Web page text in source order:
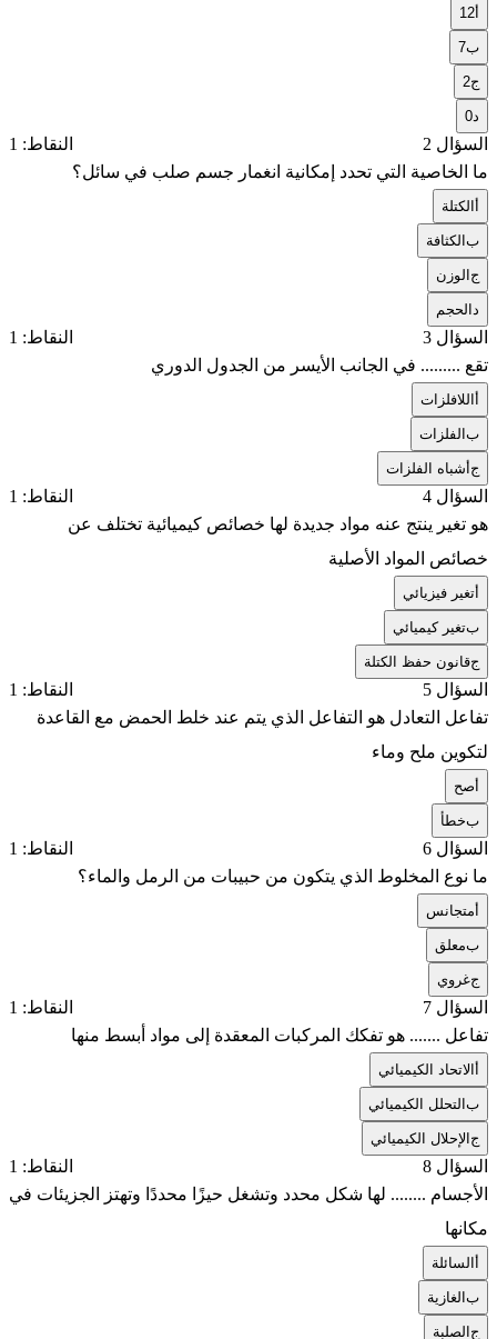
12
ب7
ج2
0
السؤال 2
النقاط: 1
ما الخاصية التي تحدد إمكانية انغمار جسم صلب في سائل؟
الكتلة
بالكثافة
جالوزن
الحجم
السؤال 3
النقاط: 1
تقع ......... في الجانب الأيسر من الجدول الدوري
اللافلزات
بالفلزات
جأشباه الفلزات
السؤال 4
النقاط: 1
هو تغير ينتج عنه مواد جديدة لها خصائص كيميائية تختلف عن
خصائص المواد الأصلية
تغير فيزيائي
بتغير كيميائي
جقانون حفظ الكتلة
السؤال 5
النقاط: 1
تفاعل التعادل هو التفاعل الذي يتم عند خلط الحمض مع القاعدة
لتكوين ملح وماء
صح
بخطأ
السؤال 6
النقاط: 1
ما نوع المخلوط الذي يتكون من حبيبات من الرمل والماء؟
متجانس
بمعلق
جغروي
السؤال 7
النقاط: 1
تفاعل ....... هو تفكك المركبات المعقدة إلى مواد أبسط منها
الاتحاد الكيميائي
بالتحلل الكيميائي
جالإحلال الكيميائي
السؤال 8
النقاط: 1
الأجسام ........ لها شكل محدد وتشغل حيزًا محددًا وتهتز الجزيئات في
مكانها
السائلة
بالغازية
جالصلبة